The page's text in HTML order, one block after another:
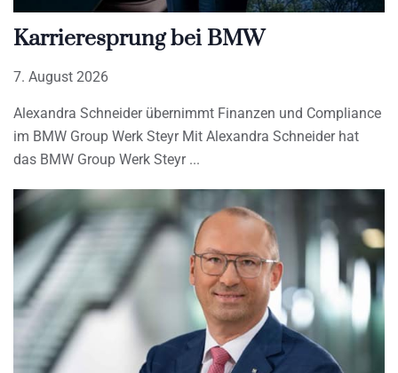
Karrieresprung bei BMW
7. August 2026
Alexandra Schneider übernimmt Finanzen und Compliance
im BMW Group Werk Steyr Mit Alexandra Schneider hat
das BMW Group Werk Steyr